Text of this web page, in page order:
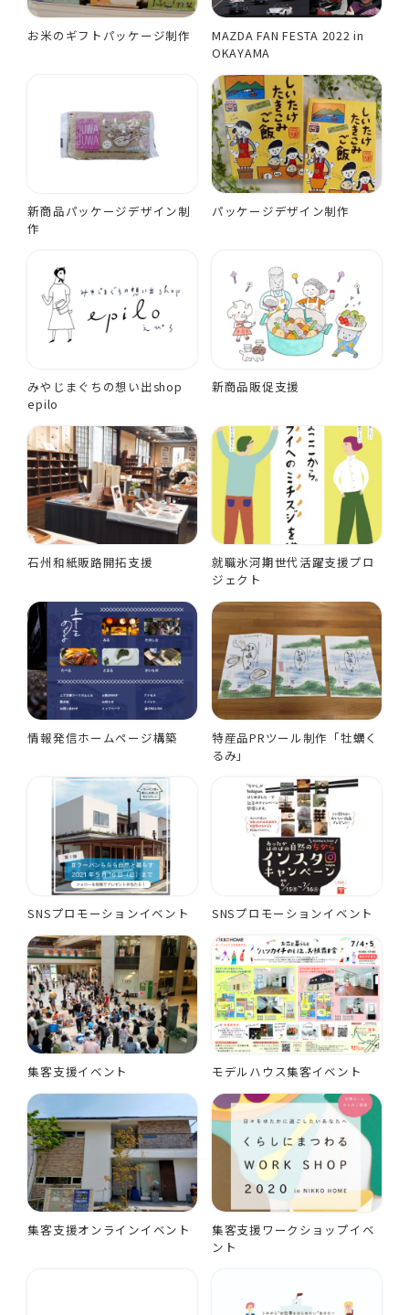
お米のギフトパッケージ制作
MAZDA FAN FESTA 2022 in
OKAYAMA
新商品パッケージデザイン制
作
パッケージデザイン制作
みやじまぐちの想い出shop
epilo
新商品販促支援
石州和紙販路開拓支援
就職氷河期世代活躍支援プロ
ジェクト
情報発信ホームページ構築
特産品PRツール制作「牡蠣く
るみ」
SNSプロモーションイベント SNSプロモーションイベント
集客支援イベント モデルハウス集客イベント
集客支援オンラインイベント
集客支援ワークショップイベ
ント